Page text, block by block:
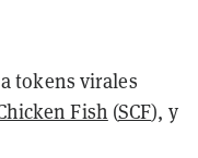
tokens virales
Fish (SCF), y